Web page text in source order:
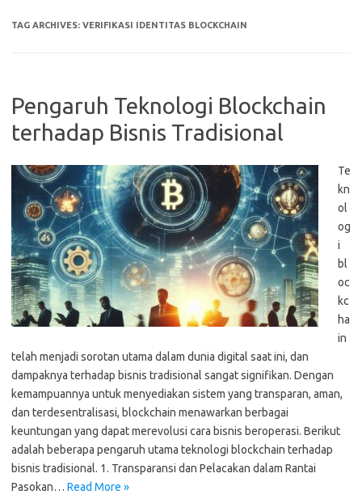
TAG ARCHIVES: VERIFIKASI IDENTITAS BLOCKCHAIN
Pengaruh Teknologi Blockchain
terhadap Bisnis Tradisional
Te
kn
ol
og
i
bl
oc
kc
ha
in
telah menjadi sorotan utama dalam dunia digital saat ini, dan
dampaknya terhadap bisnis tradisional sangat signifikan. Dengan
kemampuannya untuk menyediakan sistem yang transparan, aman,
dan terdesentralisasi, blockchain menawarkan berbagai
keuntungan yang dapat merevolusi cara bisnis beroperasi. Berikut
adalah beberapa pengaruh utama teknologi blockchain terhadap
bisnis tradisional. 1. Transparansi dan Pelacakan dalam Rantai
Pasokan… Read More »